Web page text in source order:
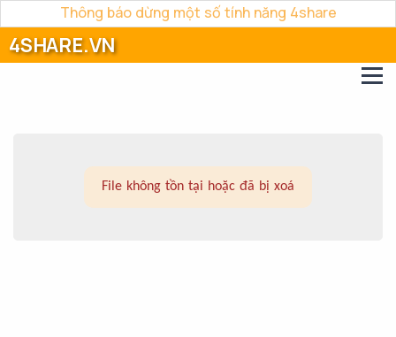
Thông báo dừng một số tính năng 4share
4SHARE.VN
File không tồn tại hoặc đã bị xoá